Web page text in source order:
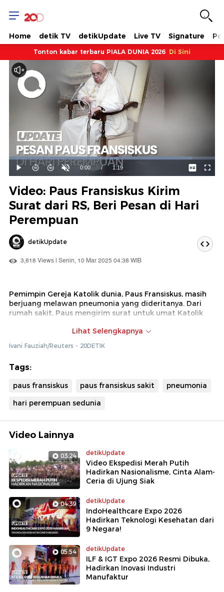
Home detik TV detikUpdate Live TV Signature
Tonton kabar terbaru PIALA DUNIA 2026 Di Sini
Mainkan
Suara
Hidup
Waktu
ini
0:00 / Durasi
1:19
Dimuat:
88.86%
Video: Paus Fransiskus Kirim
Surat dari RS, Beri Pesan di Hari
Perempuan
detikUpdate
3,818 Views | Senin, 10 Mar 2025 04:38 WIB
Pemimpin Gereja Katolik dunia, Paus Fransiskus, masih
berjuang melawan pneumonia yang dideritanya. Dari
rumah sakit, Paus mengirim surat untuk umat Katolik
Petrus pada Hari Perempuan Internasional.
Lihat Selengkapnya
Ivani Fauziah/Reuters - 20DETIK
Tags:
paus fransiskus paus fransiskus sakit
pneumonia
hari perempuan sedunia
Video Lainnya
03:24 detikUpdate
Video Ekspedisi Merah Putih
Hadirkan Nasionalisme, Cinta Alam-
Ceria di Ujung Siak
04:39 detikUpdate
IndoHealthcare Expo 2026
Hadirkan Teknologi Kesehatan dari
9 Negara!
05:54 detikUpdate
ILF & IGT Expo 2026 Resmi Dibuka,
Hadirkan Inovasi Industri
Manufaktur